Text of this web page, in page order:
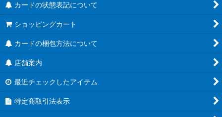
カードの状態表記について
ショッピングカート
カードの梱包方法について
店舗案内
最近チェックしたアイテム
特定商取引法表示